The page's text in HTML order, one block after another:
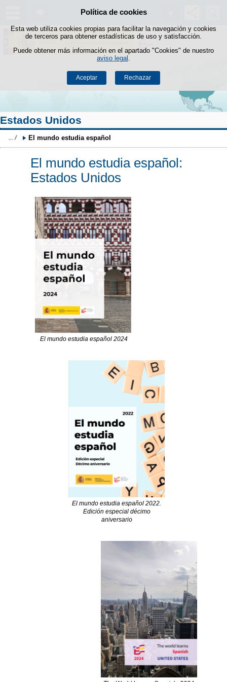
Política de cookies
Esta web utiliza cookies propias para facilitar la navegación y cookies
de terceros para obtener estadísticas de uso y satisfacción.
Puede obtener más información en el apartado "Cookies" de nuestro
aviso legal
Aceptar Rechazar
Saltar al contenido
Estados Unidos
El mundo estudia español
El mundo estudia español:
Estados Unidos
El mundo estudia español 2024
El mundo estudia español 2022.
Edición especial décimo
aniversario